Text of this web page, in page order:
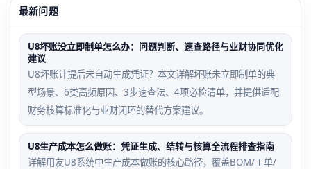
最新问题
U8坏账没立即制单怎么办：问题判断、速查路径与业财协同优化
建议
U8坏账计提后未自动生成凭证？本文详解坏账未立即制单的典
型场景、6类高频原因、3步速查法、4项必检清单，并提供适配
财务核算标准化与业财闭环的替代方案建议。
U8生产成本怎么做账：凭证生成、结转与核算全流程排查指南
详解用友U8系统中生产成本做账的核心路径，覆盖BOM/工单/